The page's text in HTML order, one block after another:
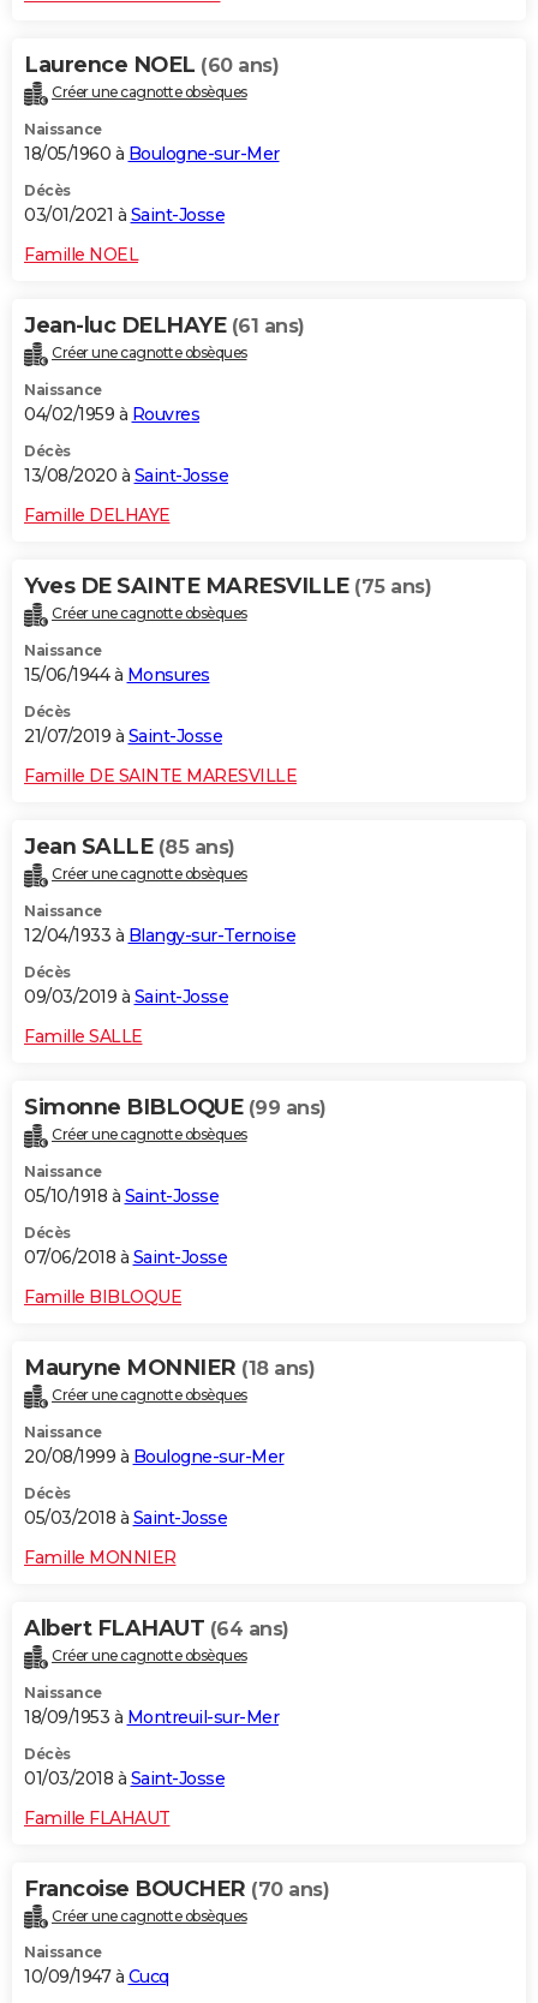
Laurence NOEL (60 ans)
Créer une cagnotte obsèques
Naissance
18/05/1960 à Boulogne-sur-Mer
Décès
03/01/2021 à Saint-Josse
Famille NOEL
Jean-luc DELHAYE (61 ans)
Créer une cagnotte obsèques
Naissance
04/02/1959 à Rouvres
Décès
13/08/2020 à Saint-Josse
Famille DELHAYE
Yves DE SAINTE MARESVILLE (75 ans)
Créer une cagnotte obsèques
Naissance
15/06/1944 à Monsures
Décès
21/07/2019 à Saint-Josse
Famille DE SAINTE MARESVILLE
Jean SALLE (85 ans)
Créer une cagnotte obsèques
Naissance
12/04/1933 à Blangy-sur-Ternoise
Décès
09/03/2019 à Saint-Josse
Famille SALLE
Simonne BIBLOQUE (99 ans)
Créer une cagnotte obsèques
Naissance
05/10/1918 à Saint-Josse
Décès
07/06/2018 à Saint-Josse
Famille BIBLOQUE
Mauryne MONNIER (18 ans)
Créer une cagnotte obsèques
Naissance
20/08/1999 à Boulogne-sur-Mer
Décès
05/03/2018 à Saint-Josse
Famille MONNIER
Albert FLAHAUT (64 ans)
Créer une cagnotte obsèques
Naissance
18/09/1953 à Montreuil-sur-Mer
Décès
01/03/2018 à Saint-Josse
Famille FLAHAUT
Francoise BOUCHER (70 ans)
Créer une cagnotte obsèques
Naissance
10/09/1947 à Cucq